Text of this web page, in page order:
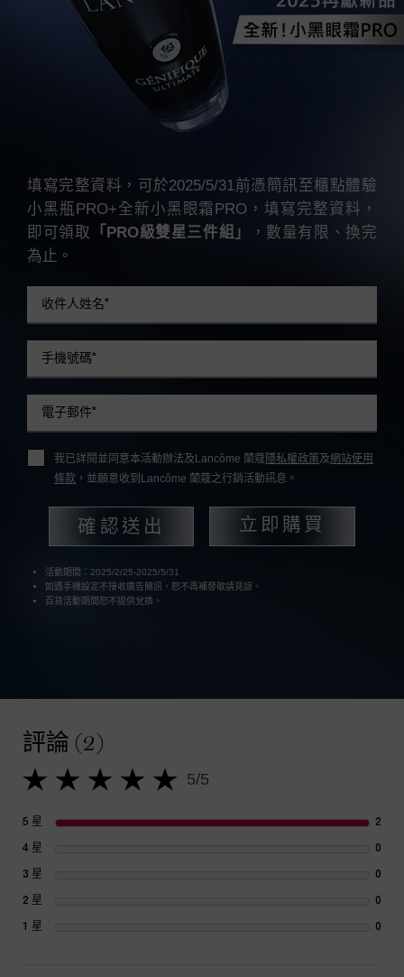
填寫完整資料，可於2025/5/31前憑簡訊至櫃點體驗
小黑瓶PRO+全新小黑眼霜PRO，填寫完整資料，
即可領取 「PRO級雙星三件組」
，數量有限、換完
為止。
收件人姓名*
手機號碼*
電子郵件*
我已詳閱並同意本活動辦法及Lancôme 蘭蔻 隱私權政策及網站使用
條款 ，並願意收到Lancôme 蘭蔻之行銷活動訊息。
確認送出 立即購買
活動期間：2025/2/25-2025/5/31
如遇手機設定不接收廣告簡訊，恕不再補發敬請見諒。
百貨活動期間恕不提供兌換。
評論 (2)
5 out of 5 stars. 5/5
5 星 2
4 星 0
3 星 0
2 星 0
1 星 0